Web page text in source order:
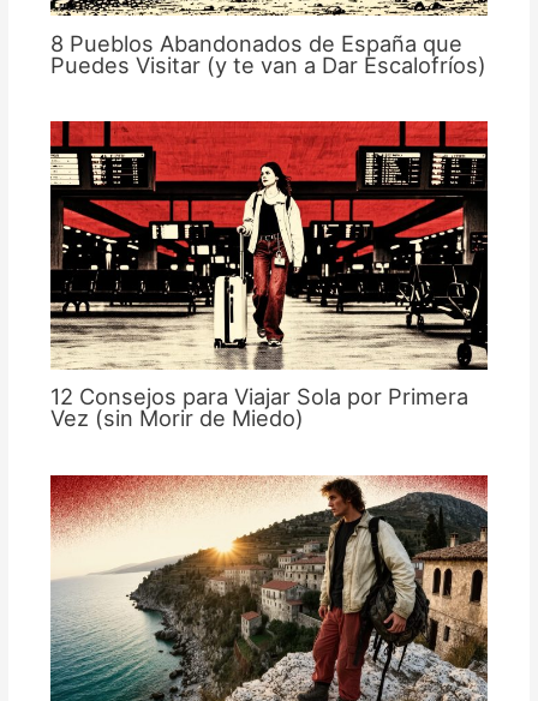
8 Pueblos Abandonados de España que
Puedes Visitar (y te van a Dar Escalofríos)
12 Consejos para Viajar Sola por Primera
Vez (sin Morir de Miedo)